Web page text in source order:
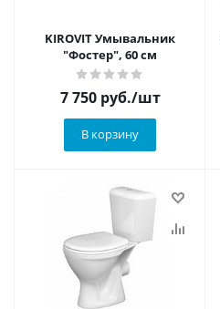
KIROVIT Умывальник
"Фостер", 60 см
7 750руб./шт
В корзину